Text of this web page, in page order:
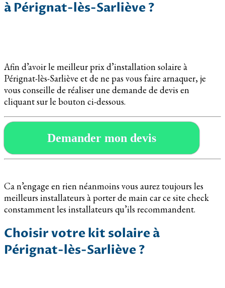
à Pérignat-lès-Sarliève ?
Afin d’avoir le meilleur prix d’installation solaire à
Pérignat-lès-Sarliève et de ne pas vous faire arnaquer, je
vous conseille de réaliser une demande de devis en
cliquant sur le bouton ci-dessous.
Demander mon devis
Ca n’engage en rien néanmoins vous aurez toujours les
meilleurs installateurs à porter de main car ce site check
constamment les installateurs qu’ils recommandent.
Choisir votre kit solaire à
Pérignat-lès-Sarliève ?